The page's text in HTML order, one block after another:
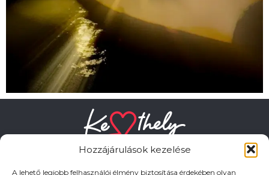
Hozzájárulások kezelése
A lehető legjobb felhasználói élmény biztosítása érdekében olyan